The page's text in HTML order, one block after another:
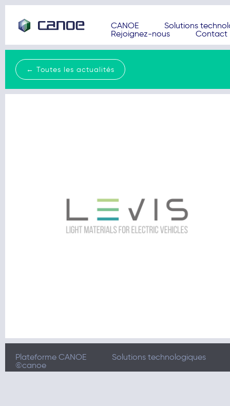
CANOE
Solutions
Rejoignez-nous
Contact
← Toutes les actualités
Plateforme CANOE
Solutions technologiques
©canoe